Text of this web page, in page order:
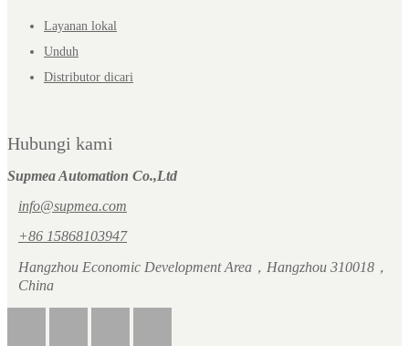
Layanan lokal
Unduh
Distributor dicari
Hubungi kami
Supmea Automation Co.,Ltd
info@supmea.com
+86 15868103947
Hangzhou Economic Development Area，Hangzhou 310018，
China